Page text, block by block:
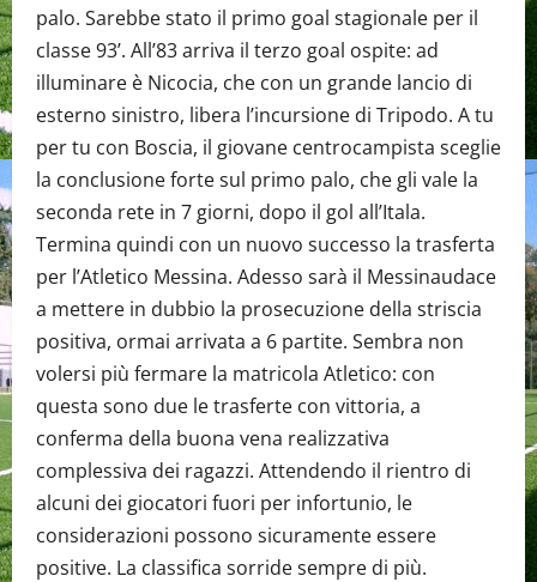
palo. Sarebbe stato il primo goal stagionale per il
classe 93’. All’83 arriva il terzo goal ospite: ad
illuminare è Nicocia, che con un grande lancio di
esterno sinistro, libera l’incursione di Tripodo. A tu
per tu con Boscia, il giovane centrocampista sceglie
la conclusione forte sul primo palo, che gli vale la
seconda rete in 7 giorni, dopo il gol all’Itala.
Termina quindi con un nuovo successo la trasferta
per l’Atletico Messina. Adesso sarà il Messinaudace
a mettere in dubbio la prosecuzione della striscia
positiva, ormai arrivata a 6 partite. Sembra non
volersi più fermare la matricola Atletico: con
questa sono due le trasferte con vittoria, a
conferma della buona vena realizzativa
complessiva dei ragazzi. Attendendo il rientro di
alcuni dei giocatori fuori per infortunio, le
considerazioni possono sicuramente essere
positive. La classifica sorride sempre di più.